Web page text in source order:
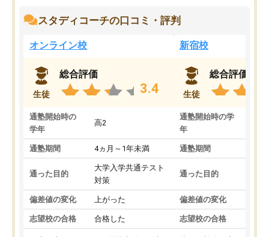
スタディコーチの口コミ・評判
オンライン校
生徒
総合評価
3.4
通塾開始時の
学年
高2
通塾期間 4ヵ月～1年未満
通った目的
大学入学共通テスト
対策
偏差値の変化 上がった
志望校の合格 合格した
新宿校
生徒
総合評価
通塾開始時の学
年
通塾期間
通った目的
偏差値の変化
志望校の合格